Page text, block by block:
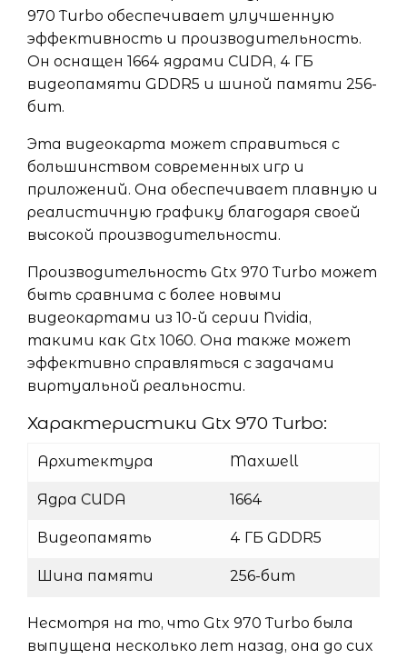
970 Turbo обеспечивает улучшенную
эффективность и производительность.
Он оснащен 1664 ядрами CUDA, 4 ГБ
видеопамяти GDDR5 и шиной памяти 256-
бит.
Эта видеокарта может справиться с
большинством современных игр и
приложений. Она обеспечивает плавную и
реалистичную графику благодаря своей
высокой производительности.
Производительность Gtx 970 Turbo может
быть сравнима с более новыми
видеокартами из 10-й серии Nvidia,
такими как Gtx 1060. Она также может
эффективно справляться с задачами
виртуальной реальности.
Характеристики Gtx 970 Turbo:
Архитектура Maxwell
Ядра CUDA 1664
Видеопамять 4 ГБ GDDR5
Шина памяти 256-бит
Несмотря на то, что Gtx 970 Turbo была
выпущена несколько лет назад, она до сих